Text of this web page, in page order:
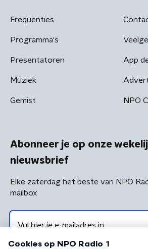
Frequenties
Programma's
Presentatoren
Muziek
Gemist
App
NPO
Abonneer je op onze
nieuwsbrief
Elke zaterdag het beste van NPO
mailbox